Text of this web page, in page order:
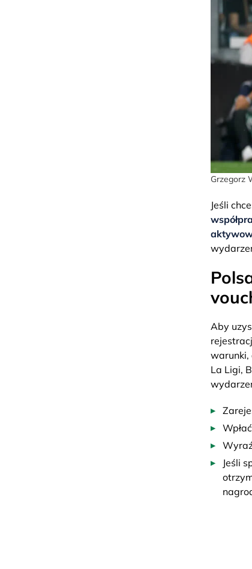
Grzegorz
Jeśli
Aby
warunki,
La Ligi,
Jeśli